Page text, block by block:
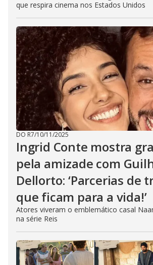
que respira cinema nos Estados Unidos
DO R7/10/11/2025
Ingrid Conte mostra
pela amizade com
Dellorto: ‘Parcerias de
que ficam para a vida!’
Atores viveram o emblemático casal
na série Reis